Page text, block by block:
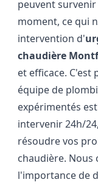
peuvent
moment, ce qui
intervention d'
chaudière
et efficace.
équipe de
expérimentés
intervenir 24h/
résoudre vos
chaudière. Nous
l'importance de